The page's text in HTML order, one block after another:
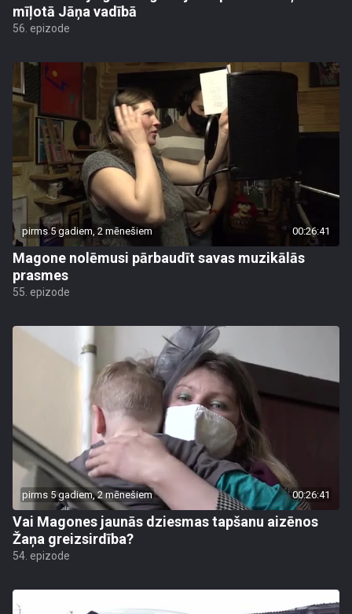
mīļotā Jāņa vadībā
56. epizode
pirms 5 gadiem, 2 mēnešiem 00:26:41
Magone nolēmusi pārbaudīt savas muzikālās
prasmes
55. epizode
pirms 5 gadiem, 2 mēnešiem 00:26:41
Vai Magones jaunās dziesmas tapšanu aizēnos
Žaņa greizsirdība?
54. epizode